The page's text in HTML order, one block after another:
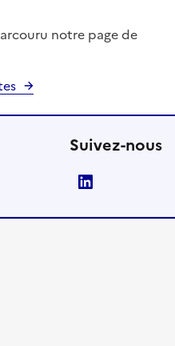
notre page de
Suivez-nous